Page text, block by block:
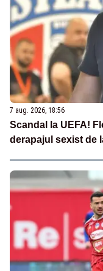
7 aug. 2026, 18:56
Scandal la UEFA!
derapajul sexist de